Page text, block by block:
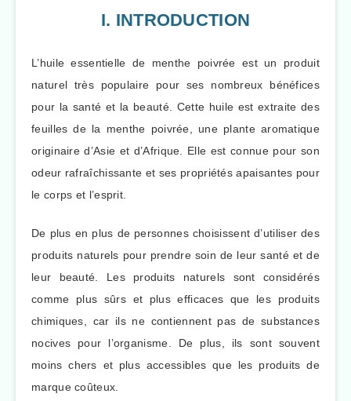
I. INTRODUCTION
L’huile essentielle de menthe poivrée est un produit
naturel très populaire pour ses nombreux bénéfices
pour la santé et la beauté. Cette huile est extraite des
feuilles de la menthe poivrée, une plante aromatique
originaire d’Asie et d’Afrique. Elle est connue pour son
odeur rafraîchissante et ses propriétés apaisantes pour
le corps et l’esprit.
De plus en plus de personnes choisissent d’utiliser des
produits naturels pour prendre soin de leur santé et de
leur beauté. Les produits naturels sont considérés
comme plus sûrs et plus efficaces que les produits
chimiques, car ils ne contiennent pas de substances
nocives pour l’organisme. De plus, ils sont souvent
moins chers et plus accessibles que les produits de
marque coûteux.